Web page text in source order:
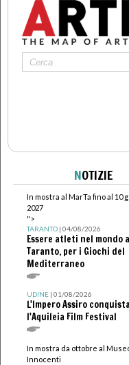
NOTIZIE
In mostra al MarTa fino al 10
2027
">
TARANTO| 04/08/2026
Essere atleti nel mondo
Taranto, per i Giochi del
Mediterraneo
UDINE| 01/08/2026
L'Impero Assiro
l'Aquileia Film Festival
In mostra da ottobre al
Innocenti